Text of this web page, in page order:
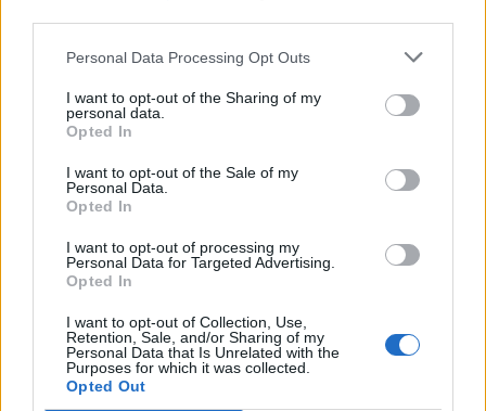
Personal Data Processing Opt Outs
I want to opt-out of the Sharing of my
personal data.
Opted In
I want to opt-out of the Sale of my
Personal Data.
Opted In
I want to opt-out of processing my
Personal Data for Targeted Advertising.
Opted In
I want to opt-out of Collection, Use,
Retention, Sale, and/or Sharing of my
Personal Data that Is Unrelated with the
Purposes for which it was collected.
Opted Out
consul Bonn
Articolul precedent
Tehnici mafiote: Dragnea a
lăsat un plic cu 40.000 de
euro pe bancheta din spate a
Stadiul contractelor de lucrări
cofinanțate de Uniunea